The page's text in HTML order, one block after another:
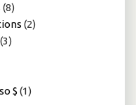
(8)
(2)
(3)
$ (1)